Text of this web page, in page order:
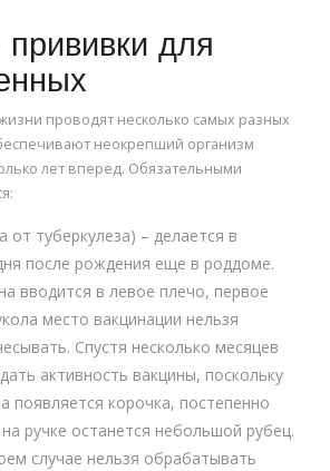
для
проводят несколько самых разных
неокрепший организм
лет вперед. Обязательными
от туберкулеза) – делается в
после рождения еще в роддоме.
вводится в левое плечо, первое
место вакцинации нельзя
Спустя несколько месяцев
активность вакцины, поскольку
появляется корочка, постепенно
ручке останется небольшой рубец.
случае нельзя обрабатывать